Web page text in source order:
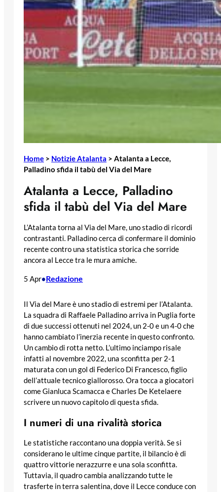
Home > Notizie Atalanta > Atalanta a Lecce,
Palladino sfida il tabù del Via del Mare
Atalanta a Lecce, Palladino
sfida il tabù del Via del Mare
L’Atalanta torna al Via del Mare, uno stadio di ricordi
contrastanti. Palladino cerca di confermare il dominio
recente contro una statistica storica che sorride
ancora al Lecce tra le mura amiche.
5 Apr•Redazione
Il Via del Mare è uno stadio di estremi per l’Atalanta.
La squadra di Raffaele Palladino arriva in Puglia forte
di due successi ottenuti nel 2024, un 2-0 e un 4-0 che
hanno cambiato l’inerzia recente in questo confronto.
Un cambio di rotta netto. L’ultimo inciampo risale
infatti al novembre 2022, una sconfitta per 2-1
maturata con un gol di Federico Di Francesco, figlio
dell’attuale tecnico giallorosso. Ora tocca a giocatori
come Gianluca Scamacca e Charles De Ketelaere
scrivere un nuovo capitolo di questa sfida.
I numeri di una rivalità storica
Le statistiche raccontano una doppia verità. Se si
considerano le ultime cinque partite, il bilancio è di
quattro vittorie nerazzurre e una sola sconfitta.
Tuttavia, il quadro cambia analizzando tutte le
trasferte in terra salentina, dove il Lecce conduce con